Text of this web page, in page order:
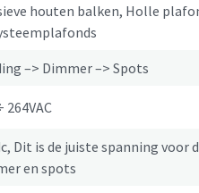
houten balken, Holle
–> Dimmer –> Spots
264VAC
Dit is de juiste spanning voor
en spots